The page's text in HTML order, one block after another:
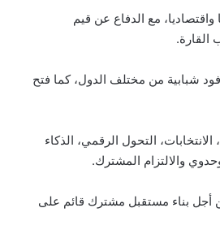
مع الدفاع عن قيم
القارة.
شبابية من مختلف الدول، كما فتح
التحول الرقمي، الذكاء
والالتزام المشترك.
أجل بناء مستقبل مشترك قائم على